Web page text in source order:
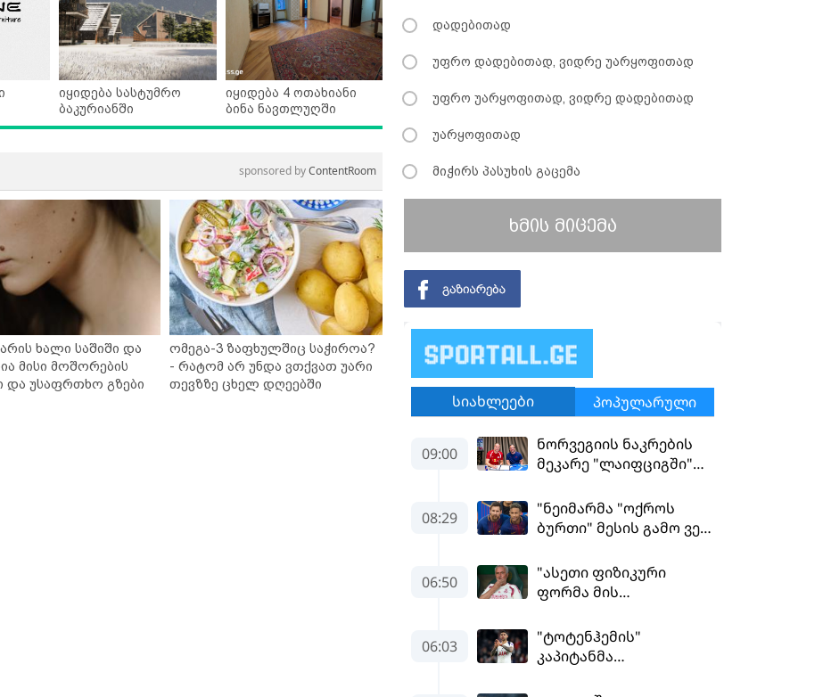
იყიდება სასტუმრო
ბაკურიანში
იყიდება 4 ოთახიანი
ბინა ნავთლუღში
sponsored byContentRoom
ხალი საშიში და
მისი მოშორების
და უსაფრთხო გზები
ომეგა-3 ზაფხულშიც საჭიროა?
- რატომ არ უნდა ვთქვათ უარი
თევზზე ცხელ დღეებში
დადებითად
უფრო დადებითად, ვიდრე უარყოფითად
უფრო უარყოფითად, ვიდრე დადებითად
უარყოფითად
მიჭირს პასუხის გაცემა
ხმის მიცემა